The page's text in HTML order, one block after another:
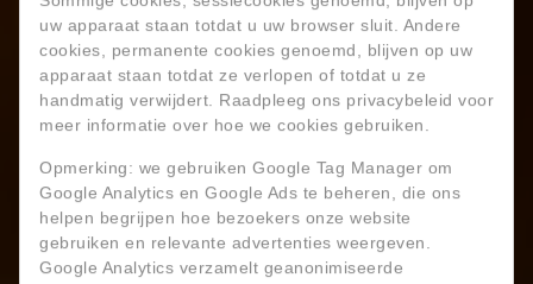
uw apparaat staan ​​totdat u uw browser sluit. Andere
cookies, permanente cookies genoemd, blijven op uw
apparaat staan ​​totdat ze verlopen of totdat u ze
handmatig verwijdert. Raadpleeg ons privacybeleid voor
meer informatie over hoe we cookies gebruiken.
Opmerking: we gebruiken Google Tag Manager om
Google Analytics en Google Ads te beheren, die ons
helpen begrijpen hoe bezoekers onze website
gebruiken en relevante advertenties weergeven.
Google Analytics verzamelt geanonimiseerde